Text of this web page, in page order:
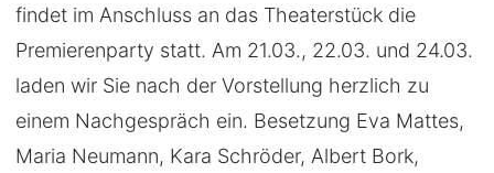
findet im Anschluss an das Theaterstück die
Premierenparty statt. Am 21.03., 22.03. und 24.03.
laden wir Sie nach der Vorstellung herzlich zu
einem Nachgespräch ein. Besetzung Eva Mattes,
Maria Neumann, Kara Schröder, Albert Bork,